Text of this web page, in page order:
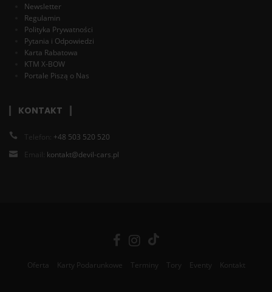
Newsletter
Regulamin
Polityka Prywatności
Pytania i Odpowiedzi
Karta Rabatowa
KTM X-BOW
Portale Piszą o Nas
KONTAKT
Telefon: +48 503 520 520
Email: kontakt@devil-cars.pl
Oferta Karty Podarunkowe Terminy Tory Eventy Kontakt